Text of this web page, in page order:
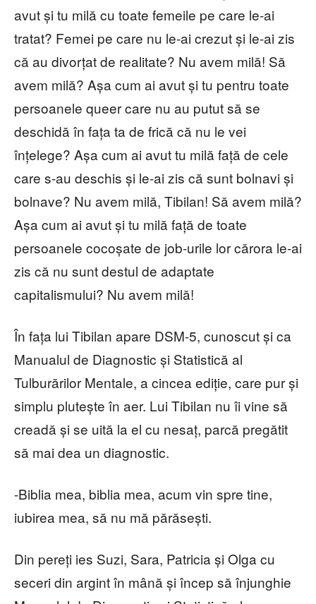
avut și tu milă cu toate femeile pe care le-ai
tratat? Femei pe care nu le-ai crezut și le-ai zis
că au divorțat de realitate? Nu avem milă! Să
avem milă? Așa cum ai avut și tu pentru toate
persoanele queer care nu au putut să se
deschidă în fața ta de frică că nu le vei
înțelege? Așa cum ai avut tu milă față de cele
care s-au deschis și le-ai zis că sunt bolnavi și
bolnave? Nu avem milă, Tibilan! Să avem milă?
Așa cum ai avut și tu milă față de toate
persoanele cocoșate de job-urile lor cărora le-ai
zis că nu sunt destul de adaptate
capitalismului? Nu avem milă!
În fața lui Tibilan apare DSM-5, cunoscut și ca
Manualul de Diagnostic și Statistică al
Tulburărilor Mentale, a cincea ediție, care pur și
simplu plutește în aer. Lui Tibilan nu îi vine să
creadă și se uită la el cu nesaț, parcă pregătit
să mai dea un diagnostic.
-Biblia mea, biblia mea, acum vin spre tine,
iubirea mea, să nu mă părăsești.
Din pereți ies Suzi, Sara, Patricia și Olga cu
seceri din argint în mână și încep să înjunghie